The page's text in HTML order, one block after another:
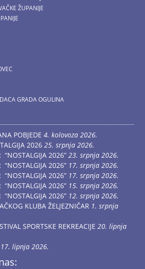
ŽUPANIJE
GRADA OGULINA
POBJEDE 4. kolovoza 2026.
2026 25. srpnja 2026.
“NOSTALGIJA 2026” 23. srpnja 2026.
“NOSTALGIJA 2026” 17. srpnja 2026.
“NOSTALGIJA 2026” 17. srpnja 2026.
“NOSTALGIJA 2026” 15. srpnja 2026.
“NOSTALGIJA 2026” 12. srpnja 2026.
KLUBA ŽELJEZNIČAR 1. srpnja
SPORTSKE REKREACIJE 20. lipnja
17. lipnja 2026.